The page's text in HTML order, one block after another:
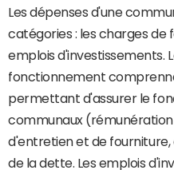
Les dépenses d'une
catégories : les charges
emplois d'investissements.
fonctionnement
permettant d'assurer le
communaux
d'entretien et de
de la dette. Les emplois